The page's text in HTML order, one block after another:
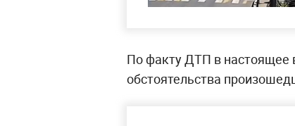
По факту ДТП в настоящее
обстоятельства